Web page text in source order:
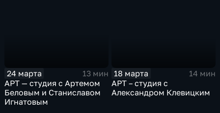
24 марта
13 мин
АРТ — студия с Артемом
Беловым и Станиславом
Игнатовым
18 марта
14 мин
АРТ – студия с
Александром Клевицким